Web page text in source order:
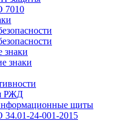
7010
знаки
РЖД
щиты
24-001-2015